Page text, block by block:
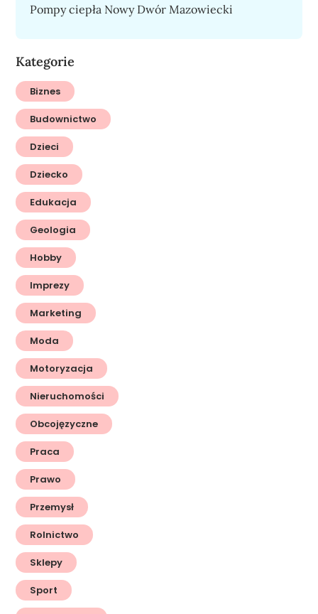
Pompy ciepła Nowy Dwór Mazowiecki
Kategorie
Biznes
Budownictwo
Dzieci
Dziecko
Edukacja
Geologia
Hobby
Imprezy
Marketing
Moda
Motoryzacja
Nieruchomości
Obcojęzyczne
Praca
Prawo
Przemysł
Rolnictwo
Sklepy
Sport